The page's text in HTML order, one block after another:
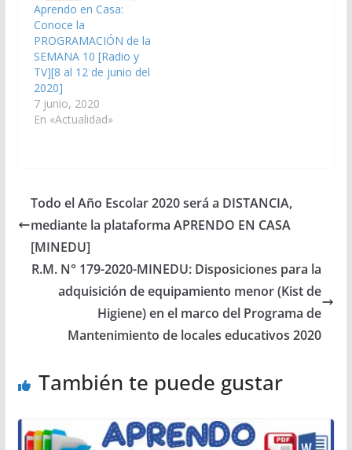
Aprendo en Casa:
Conoce la
PROGRAMACIÓN de la
SEMANA 10 [Radio y
TV][8 al 12 de junio del
2020]
7 junio, 2020
En «Actualidad»
Todo el Año Escolar 2020 será a DISTANCIA,
mediante la plataforma APRENDO EN CASA
[MINEDU]
R.M. N° 179-2020-MINEDU: Disposiciones para la
adquisición de equipamiento menor (Kist de
Higiene) en el marco del Programa de
Mantenimiento de locales educativos 2020
También te puede gustar